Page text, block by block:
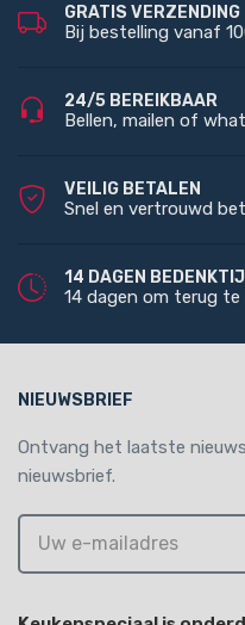
GRATIS VERZENDING
Bij bestelling vanaf
24/5 BEREIKBAAR
Bellen, mailen of
VEILIG BETALEN
Snel en vertrouwd
14 DAGEN
14 dagen om terug
NIEUWSBRIEF
Ontvang het laatste
nieuwsbrief.